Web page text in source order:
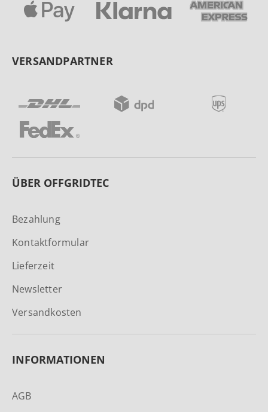
VERSANDPARTNER
ÜBER OFFGRIDTEC
Bezahlung
Kontaktformular
Lieferzeit
Newsletter
Versandkosten
INFORMATIONEN
AGB